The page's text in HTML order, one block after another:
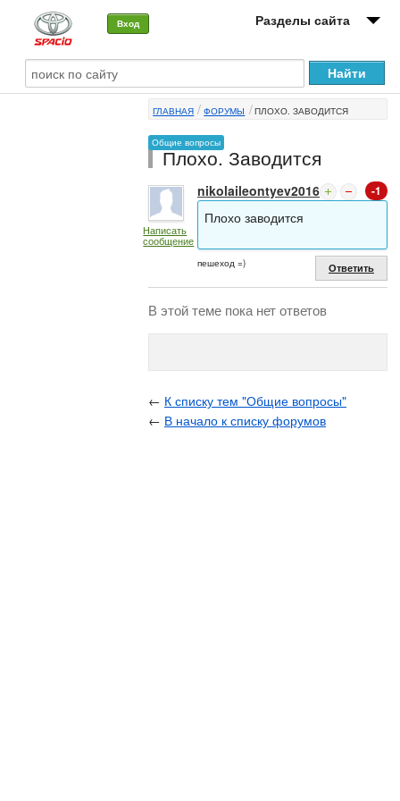
Вход Разделы сайта
О машине
ГЛАВНАЯ ФОРУМЫ ПЛОХО. ЗАВОДИТСЯ
Общие вопросы
Плохо. Заводится
Написать
сообщение
nikolaileontyev2016 -1
Плохо заводится
пешеход =) Ответить
В этой теме пока нет ответов
← К списку тем "Общие вопросы"
← В начало к списку форумов